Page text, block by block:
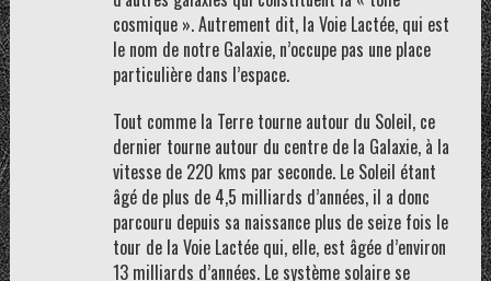
cosmique ». Autrement dit, la Voie Lactée, qui est
le nom de notre Galaxie, n’occupe pas une place
particulière dans l’espace.
Tout comme la Terre tourne autour du Soleil, ce
dernier tourne autour du centre de la Galaxie, à la
vitesse de 220 kms par seconde. Le Soleil étant
âgé de plus de 4,5 milliards d’années, il a donc
parcouru depuis sa naissance plus de seize fois le
tour de la Voie Lactée qui, elle, est âgée d’environ
13 milliards d’années. Le système solaire se